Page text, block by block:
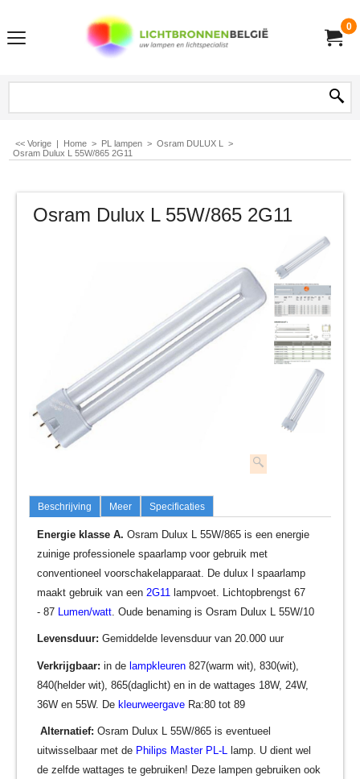
0
<< Vorige | Home > PL lampen > Osram DULUX L
>
Osram Dulux L 55W/865 2G11
Osram Dulux L 55W/865 2G11
Beschrijving Meer Specificaties
Energie klasse A. Osram Dulux L 55W/865 is een energie
zuinige professionele spaarlamp voor gebruik met
conventioneel voorschakelapparaat. De dulux l spaarlamp
maakt gebruik van een 2G11 lampvoet. Lichtopbrengst 67
- 87 Lumen/watt . Oude benaming is Osram Dulux L 55W/10
Levensduur: Gemiddelde levensduur van 20.000 uur
Verkrijgbaar: in de lampkleuren 827(warm wit), 830(wit),
840(helder wit), 865(daglicht) en in de wattages 18W, 24W,
36W en 55W. De kleurweergave Ra:80 tot 89
Alternatief: Osram Dulux L 55W/865 is eventueel
uitwisselbaar met de Philips Master PL-L lamp. U dient wel
de zelfde wattages te gebruiken! Deze lampen gebruiken ook